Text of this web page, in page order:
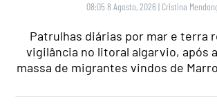
08:05 8 Agosto, 2026 | Cristina
Patrulhas diárias por mar e terra
vigilância no litoral algarvio, após
massa de migrantes vindos de